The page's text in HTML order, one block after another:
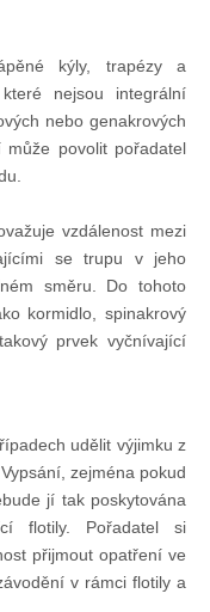
kýly, trapézy a
nejsou integrální
nebo genakrových
povolit pořadatel
vzdálenost mezi
se trupu v jeho
směru. Do tohoto
kormidlo, spinakrový
prvek vyčnívající
udělit výjimku z
zejména pokud
jí tak poskytována
flotily. Pořadatel si
přijmout opatření ve
v rámci flotily a